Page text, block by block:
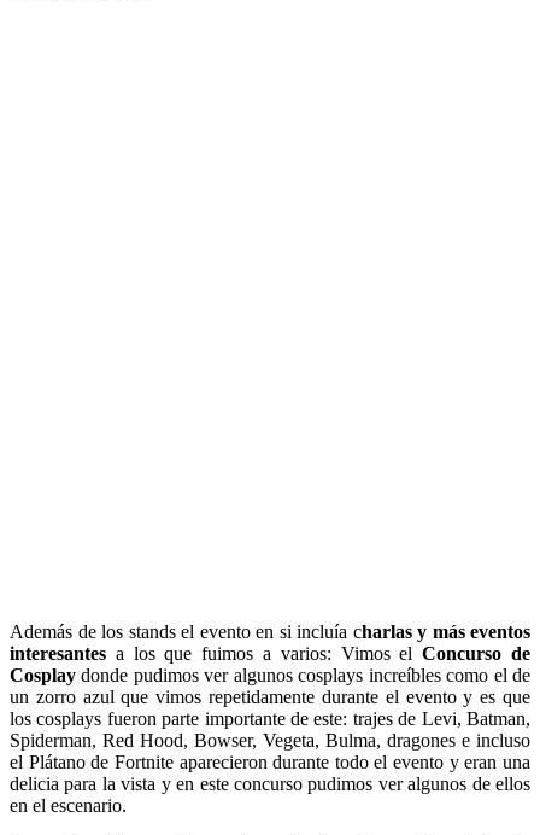
Además de los stands el evento en si incluía charlas y más eventos
interesantes a los que fuimos a varios: Vimos elConcurso de
Cosplay donde pudimos ver algunos cosplays increíbles como el de
un zorro azul que vimos repetidamente durante el evento y es que
los cosplays fueron parte importante de este: trajes de Levi, Batman,
Spiderman, Red Hood, Bowser, Vegeta, Bulma, dragones e incluso
el Plátano de Fortnite aparecieron durante todo el evento y eran una
delicia para la vista y en este concurso pudimos ver algunos de ellos
en el escenario.